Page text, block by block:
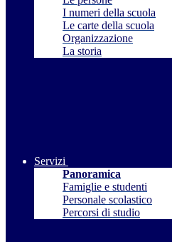
I numeri della scuola
Le carte della scuola
Organizzazione
La storia
Servizi
Panoramica
Famiglie e studenti
Personale scolastico
Percorsi di studio